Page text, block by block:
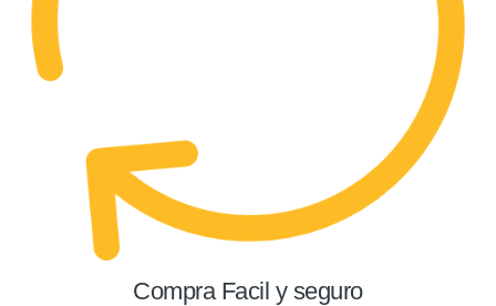
Compra Facil y seguro